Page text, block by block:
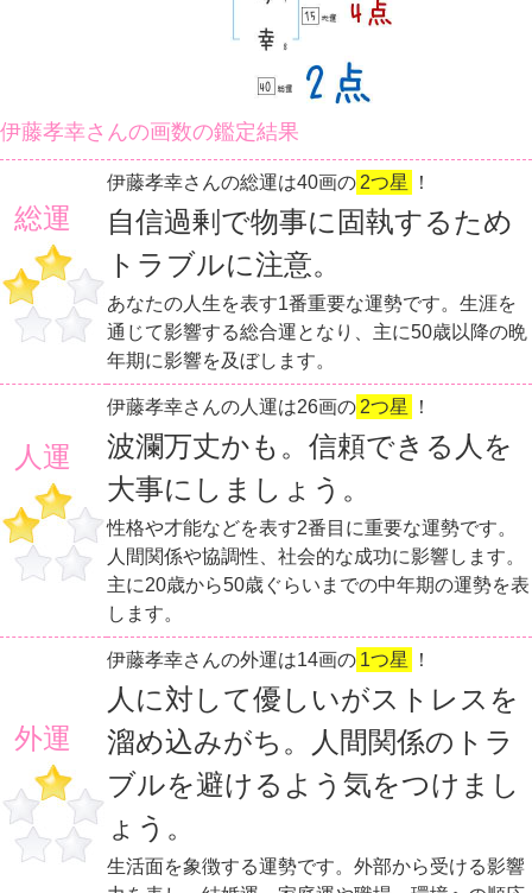
伊藤孝幸さんの画数の鑑定結果
総運
伊藤孝幸さんの総運は40画の 2つ星 ！
自信過剰で物事に固執するため
トラブルに注意。
あなたの人生を表す1番重要な運勢です。生涯を
通じて影響する総合運となり、主に50歳以降の晩
年期に影響を及ぼします。
人運
伊藤孝幸さんの人運は26画の 2つ星 ！
波瀾万丈かも。信頼できる人を
大事にしましょう。
性格や才能などを表す2番目に重要な運勢です。
人間関係や協調性、社会的な成功に影響します。
主に20歳から50歳ぐらいまでの中年期の運勢を表
します。
外運
伊藤孝幸さんの外運は14画の 1つ星 ！
人に対して優しいがストレスを
溜め込みがち。人間関係のトラ
ブルを避けるよう気をつけまし
ょう。
生活面を象徴する運勢です。外部から受ける影響